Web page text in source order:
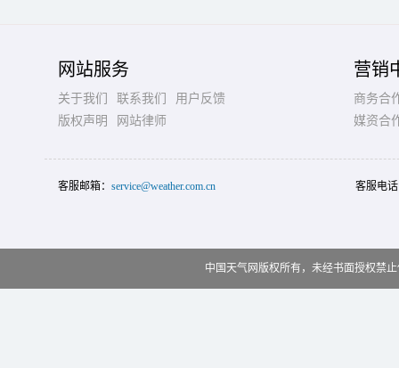
网站服务
关于我们 联系我们
用户反馈
版权声明
网站律师
营销
商务合
媒资合
客服邮箱： service@weather.com.cn 客服电
中国天气网版权所有，未经书面授权